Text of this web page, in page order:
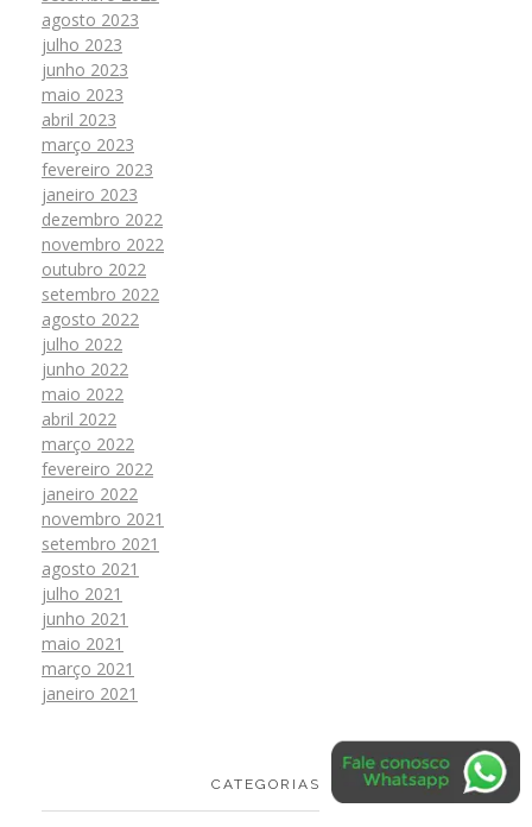
agosto 2023
julho 2023
junho 2023
maio 2023
abril 2023
março 2023
fevereiro 2023
janeiro 2023
dezembro 2022
novembro 2022
outubro 2022
setembro 2022
agosto 2022
julho 2022
junho 2022
maio 2022
abril 2022
março 2022
fevereiro 2022
janeiro 2022
novembro 2021
setembro 2021
agosto 2021
julho 2021
junho 2021
maio 2021
março 2021
janeiro 2021
CATEGORIAS